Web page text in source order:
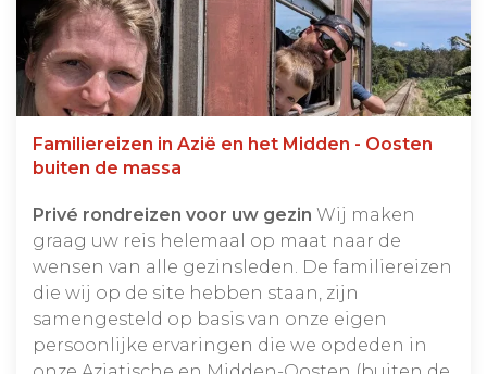
Familiereizen in Azië en het Midden - Oosten
buiten de massa
Privé rondreizen voor uw gezin Wij maken
graag uw reis helemaal op maat naar de
wensen van alle gezinsleden. De familiereizen
die wij op de site hebben staan, zijn
samengesteld op basis van onze eigen
persoonlijke ervaringen die we opdeden in